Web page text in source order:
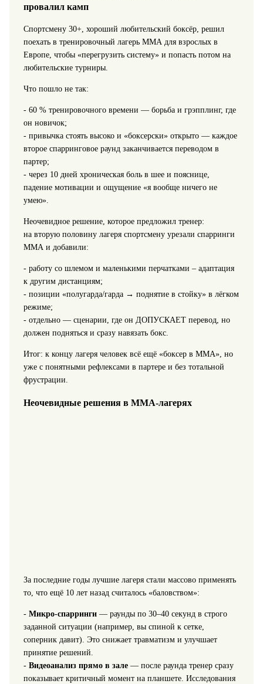
провалил камп
Спортсмену 30+, хороший любительский боксёр, решил
поехать в тренировочный лагерь ММА для взрослых в
Европе, чтобы «перегрузить систему» и попасть потом на
любительские турниры.
Что пошло не так:
- 60 % тренировочного времени — борьба и грэпплинг, где
он новичок;
- привычка стоять высоко и «боксерски» открыто — каждое
второе спарринговое раунд заканчивается переводом в
партер;
- через 10 дней хроническая боль в шее и пояснице,
падение мотивации и ощущение «я вообще ничего не
умею».
Неочевидное решение, которое предложил тренер:
на вторую половину лагеря спортсмену урезали спарринги
ММА и добавили:
- работу со шлемом и маленькими перчатками – адаптация
к другим дистанциям;
- позиции «полугарда/гарда → поднятие в стойку» в лёгком
режиме;
- отдельно — сценарии, где он ДОПУСКАЕТ перевод, но
должен подняться и сразу навязать бокс.
Итог: к концу лагеря человек всё ещё «боксер в ММА», но
уже с понятными рефлексами в партере и без тотальной
фрустрации.
Неочевидные решения в ММА‑лагерях
За последние годы лучшие лагеря стали массово применять
то, что ещё 10 лет назад считалось «баловством»:
- Микро‑спарринги— раунды по 30–40 секунд в строго
заданной ситуации (например, вы спиной к сетке,
соперник давит). Это снижает травматизм и улучшает
принятие решений.
- Видеоанализ прямо в зале— после раунда тренер сразу
показывает критичный момент на планшете. Исследования